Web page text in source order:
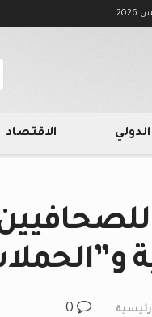
الدولي الاقتصاد
رئيسية